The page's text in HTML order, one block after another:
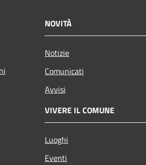
NOVITÀ
Notizie
Comunicati
Avvisi
VIVERE IL COMUNE
Luoghi
Eventi